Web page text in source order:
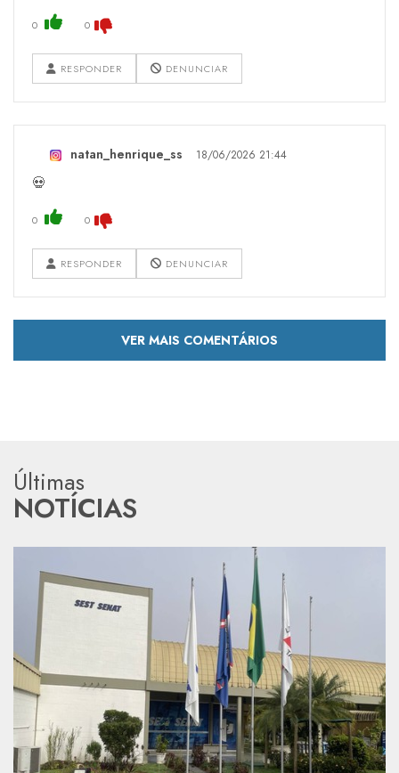
0 0
RESPONDER DENUNCIAR
natan_henrique_ss 18/06/2026 21:44
💀
0 0
RESPONDER DENUNCIAR
VER MAIS COMENTÁRIOS
Últimas
NOTÍCIAS